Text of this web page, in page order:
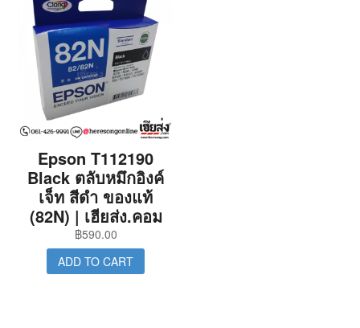
Epson T112190
Black ตลับหมึกอิงค์
เจ็ท สีดำ ของแท้
(82N) | เฮียส่ง.คอม
฿590.00
ADD TO CART